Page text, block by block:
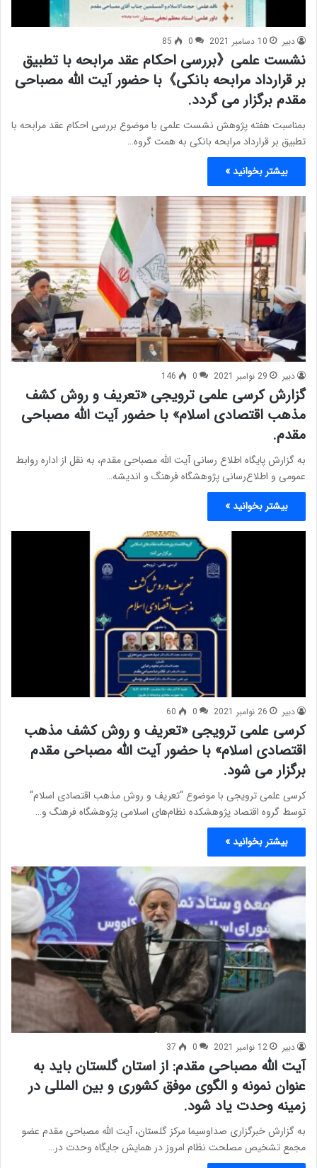
دبیر 10 دسامبر 2021 0
85
نشست علمی《بررسی احکام عقد مرابحه با تطبیق
بر قرارداد مرابحه بانکی》با حضور آیت الله مصباحی
مقدم برگزار می گردد.
بمناسبت هفته پژوهش نشست علمی با موضوع بررسی احکام عقد مرابحه با
تطبیق بر قرارداد مرابحه بانکی به همت گروه…
بیشتر بخوانید »
دبیر 29 نوامبر 2021 0
146
گزارش کرسی علمی ترویجی «تعریف و روش کشف
مذهب اقتصادی اسلام» با حضور آیت الله مصباحی
مقدم.
به گزارش پایگاه اطلاع رسانی آیت الله مصباحی مقدم، به نقل از اداره روابط
عمومی و اطلاع‌رسانی پژوهشگاه فرهنگ و اندیشه…
بیشتر بخوانید »
دبیر 26 نوامبر 2021 0
60
کرسی علمی ترویجی «تعریف و روش کشف مذهب
اقتصادی اسلام» با حضور آیت الله مصباحی مقدم
برگزار می شود.
کرسی علمی ترویجی با موضوع “تعریف و روش مذهب اقتصادی اسلام“
توسط گروه اقتصاد پژوهشکده نظام‌های اسلامی پژوهشگاه فرهنگ و…
بیشتر بخوانید »
دبیر 12 نوامبر 2021 0
37
آیت الله مصباحی مقدم: از استان گلستان باید به
عنوان نمونه و الگوی موفق کشوری و بین المللی در
زمینه وحدت یاد شود.
به گزارش خبرگزاری صداوسیما مرکز گلستان، آیت الله مصباحی مقدم عضو
مجمع تشخیص مصلحت نظام امروز در همایش جایگاه وحدت در…